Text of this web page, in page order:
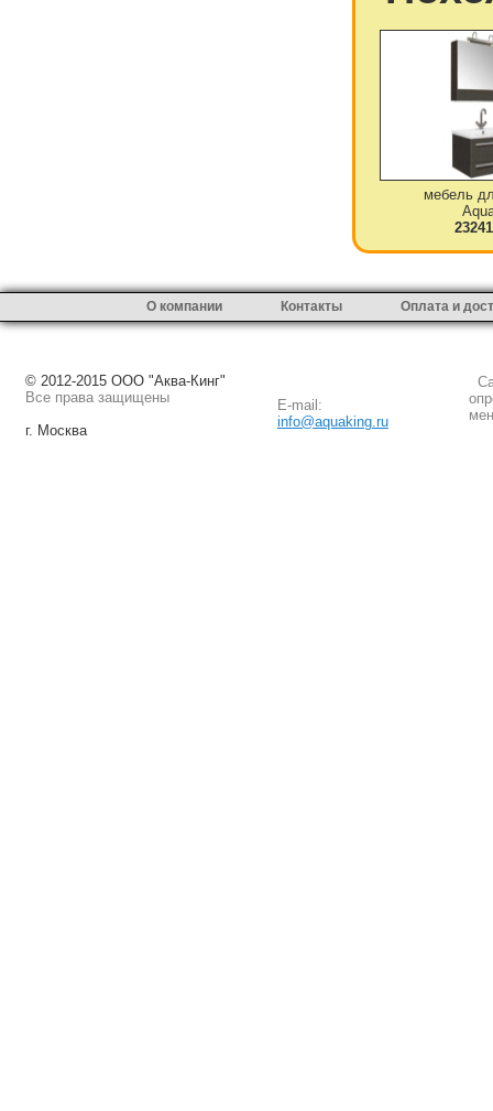
мебель
О компании Контакты Оплата и
© 2012-2015 ООО "Аква-Кинг"
Все права защищены
г. Москва
E-mail:
info@aquaking.ru